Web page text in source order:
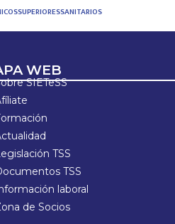
WEB
SIETeSS
TSS
TSS
laboral
de Socios